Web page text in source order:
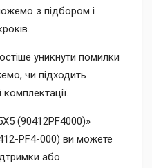
з підбором і
уникнути помилки
чи підходить
(90412PF4000)»
PF4-000) ви можете
або